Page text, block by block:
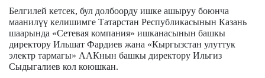
Белгилей кетсек, бул долбоорду ишке ашыруу боюнча
маанилүү келишимге Татарстан Республикасынын Казань
шаарында «Сетевая компания» ишканасынын башкы
директору Ильшат Фардиев жана «Кыргызстан улуттук
электр тармагы» ААКнын башкы директору Ильгиз
Сыдыгалиев кол коюшкан.